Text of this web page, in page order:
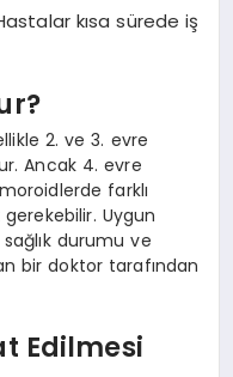
kısa sürede iş
2. ve 3. evre
Ancak 4. evre
farklı
Uygun
durumu ve
bir doktor tarafından
Edilmesi